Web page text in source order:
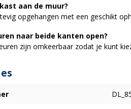
aan de muur?
opgehangen met een geschikt
naar beide kanten open?
zijn omkeerbaar zodat je kunt